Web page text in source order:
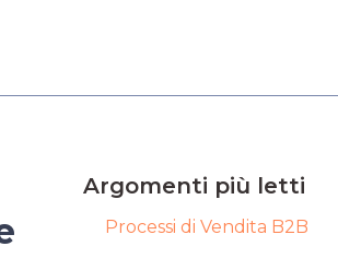
Argomenti più letti
Processi di Vendita B2B